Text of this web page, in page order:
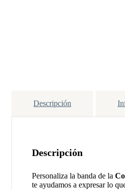
Descripción
Descripción
Personaliza la banda de la
te ayudamos a expresar lo